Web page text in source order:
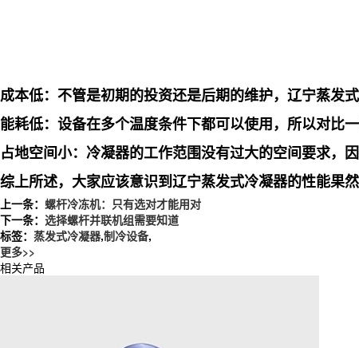
成本低：不管是初期的投资还是后期的维护，辽宁蒸发
能耗低：设备在多个温度条件下都可以使用，所以对比
占地空间小：冷凝器的工作范围没有过大的空间要求，
综上所述，大家应该意识到辽宁蒸发式冷凝器的性能果
上一条： 螺杆冷冻机：只有选对才能用对
下一条： 选择螺杆并联机组需要知道
标签： 蒸发式冷凝器,制冷设备,
更多>>
相关产品